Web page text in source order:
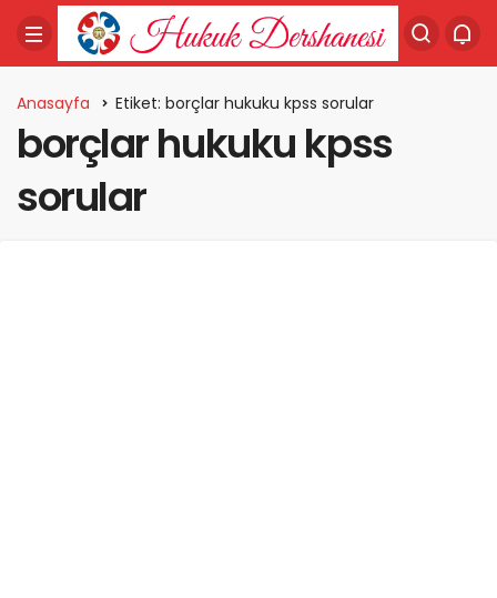
Anasayfa Etiket: borçlar hukuku kpss sorular
borçlar hukuku kpss
sorular